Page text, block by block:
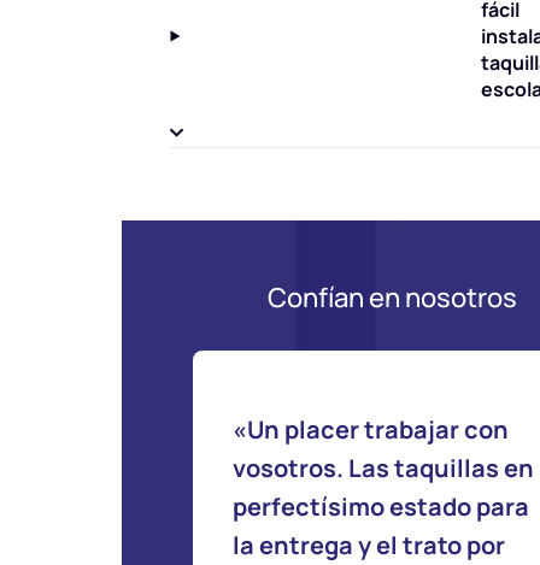
fácil
Confían en nosotros
«Un placer trabajar con
vosotros. Las taquillas en
perfectísimo estado para
la entrega y el trato por